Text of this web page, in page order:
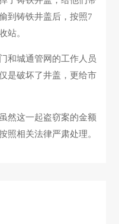
到铸铁井盖后，按照7
站。
城通管网的工作人员
是破坏了井盖，更给市
这一起盗窃案的金额
照相关法律严肃处理。